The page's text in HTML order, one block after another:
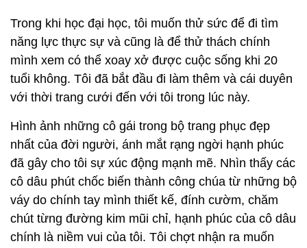
Trong khi học đại học, tôi muốn thử sức để đi tìm
năng lực thực sự và cũng là để thử thách chính
mình xem có thể xoay xở được cuộc sống khi 20
tuổi không. Tôi đã bắt đầu đi làm thêm và cái duyên
với thời trang cưới đến với tôi trong lúc này.
Hình ảnh những cô gái trong bộ trang phục đẹp
nhất của đời người, ánh mắt rạng ngời hạnh phúc
đã gây cho tôi sự xúc động mạnh mẽ. Nhìn thấy các
cô dâu phút chốc biến thành công chúa từ những bộ
váy do chính tay mình thiết kế, đính cườm, chăm
chút từng đường kim mũi chỉ, hạnh phúc của cô dâu
chính là niềm vui của tôi. Tôi chợt nhận ra muốn